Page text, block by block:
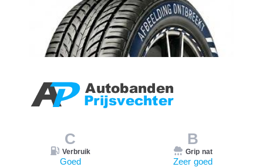
C
Verbruik
Goed
B
Grip nat
Zeer goed